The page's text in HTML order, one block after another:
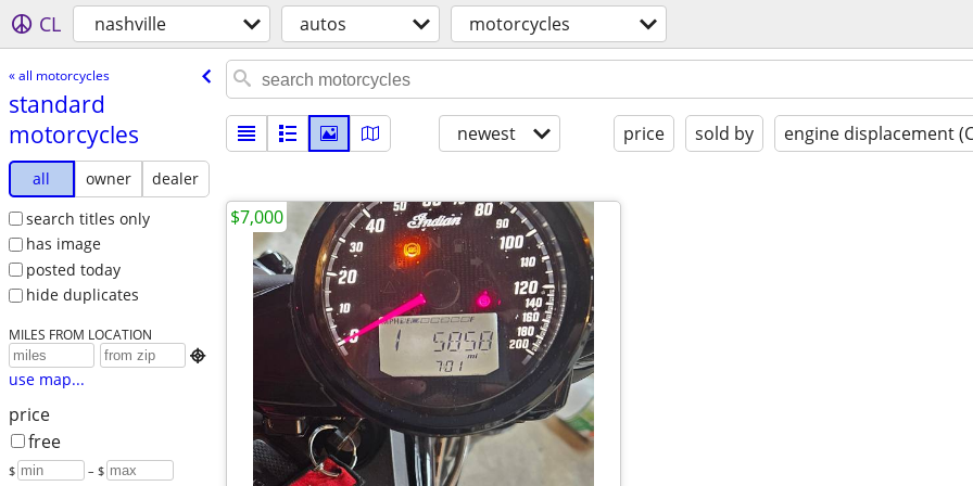
CL nashville autos motorcycles
« all motorcycles
standard
motorcycles
all owner
dealer
search titles only
has image
posted today
hide duplicates
MILES FROM LOCATION

use map...
price
free
$ – $
newest price sold by engine displacement
$7,000